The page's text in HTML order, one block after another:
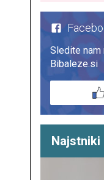
Sledite nam
Bibaleze.si
Najstniki